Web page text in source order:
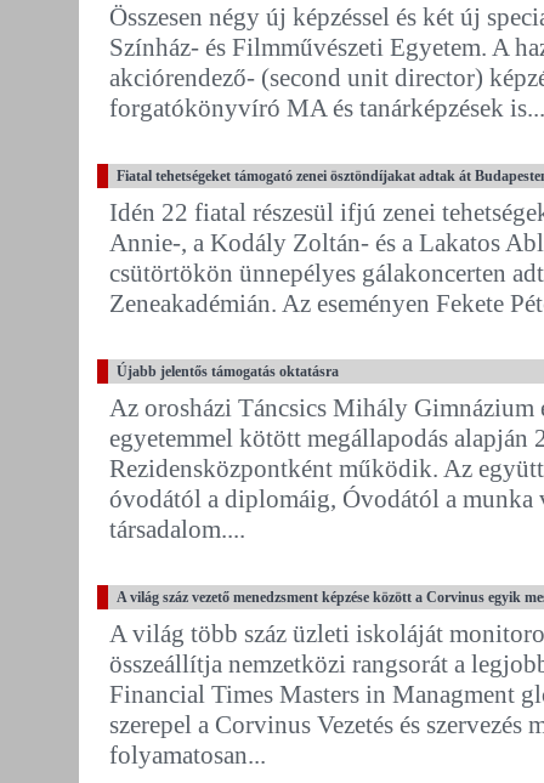
Összesen négy új képzéssel és két új
Színház- és Filmművészeti Egyetem. A
akciórendező- (second unit director)
forgatókönyvíró MA és tanárképzések is...
Fiatal tehetségeket támogató zenei ösztöndíjakat adtak át
Idén 22 fiatal részesül ifjú zenei
Annie-, a Kodály Zoltán- és a Lakatos
csütörtökön ünnepélyes gálakoncerten
Zeneakadémián. Az eseményen Fekete
Újabb jelentős támogatás oktatásra
Az orosházi Táncsics Mihály
egyetemmel kötött megállapodás alapján
Rezidensközpontként működik. Az
óvodától a diplomáig, Óvodától a
társadalom....
A világ száz vezető menedzsment képzése között a Corvinus egyik
A világ több száz üzleti iskoláját
összeállítja nemzetközi rangsorát a
Financial Times Masters in Managment
szerepel a Corvinus Vezetés és szervezés
folyamatosan...